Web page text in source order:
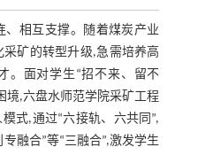
、相互支撑。随着煤炭产业
矿的转型升级,急需培养高
。面对学生“招不来、留不
境,六盘水师范学院采矿工程
式,通过“六接轨、六共同”,
融合”等“三融合”,激发学生